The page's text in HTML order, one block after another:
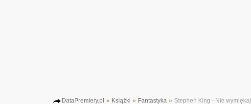
DataPremiery.pl » Książki » Fantastyka » Stephen King - Nie wymiękaj